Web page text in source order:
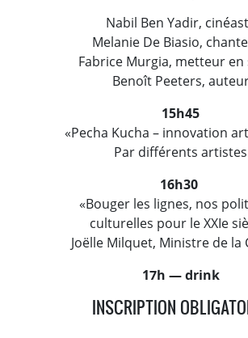
Nabil Ben Yadir,
Melanie De Biasio,
Fabrice Murgia, metteur en
Benoît Peeters,
15h45
«Pecha Kucha – innovation
Par différents artistes
16h30
«Bouger les lignes, nos
culturelles pour le XXIe
Joëlle Milquet, Ministre de la
17h — drink
INSCRIPTION